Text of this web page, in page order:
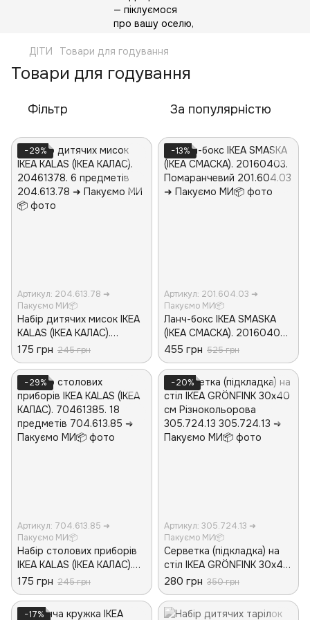
ДІТИ Товари для годування
Товари для годування
Фільтр За популярністю
−29%
Артикул: 204.613.78 ➜
Пакуємо МИ📦
Набір дитячих мисок IKEA
KALAS (ІКЕА КАЛАС).
20461378. 6 предметів
175 грн 245 грн
−13%
Артикул: 201.604.03 ➜
Пакуємо МИ📦
Ланч-бокс IKEA SMASKA
(ІКЕА СМАСКА). 20160403.
Помаранчевий
455 грн 525 грн
−29%
Артикул: 704.613.85 ➜
Пакуємо МИ📦
Набір столових приборів
IKEA KALAS (ІКЕА КАЛАС).
70461385. 18 предметів
175 грн 245 грн
−20%
Артикул: 305.724.13 ➜
Пакуємо МИ📦
Серветка (підкладка) на
стіл IKEA GRÖNFINK 30x40
см Різнокольорова
305.724.13
280 грн 350 грн
−17%